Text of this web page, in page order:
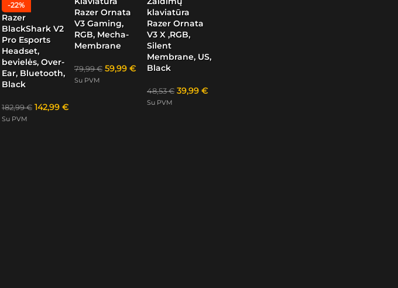
-22%
Razer
BlackShark V2
Pro Esports
Headset,
bevielės, Over-
Ear, Bluetooth,
Black
182,99€ 142,99 €
Su PVM
Razer Ornata
V3 Gaming,
RGB, Mecha-
Membrane
79,99€ 59,99 €
Su PVM
klaviatūra
Razer Ornata
V3 X ,RGB,
Silent
Membrane, US,
Black
48,53€ 39,99 €
Su PVM